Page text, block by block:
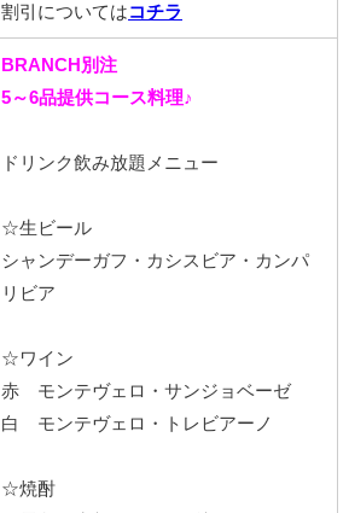
割引については コチラ
BRANCH別注
5～6品提供コース料理♪
ドリンク飲み放題メニュー
☆生ビール
シャンデーガフ・カシスビア・カンパ
リビア
☆ワイン
赤 モンテヴェロ・サンジョベーゼ
白 モンテヴェロ・トレビアーノ
☆焼酎